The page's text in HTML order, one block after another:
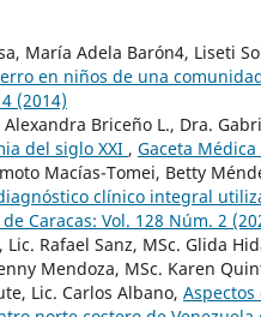
María Adela Barón4, Liseti
en niños de una
(2014)
Briceño L., Dra.
del siglo XXI , Gaceta
Macías-Tomei, Betty
clínico integral
Caracas: Vol. 128 Núm. 2
Rafael Sanz, MSc. Glida
Mendoza, MSc. Karen
Lic. Carlos Albano,